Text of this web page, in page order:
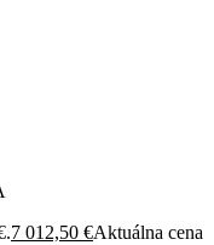
7 012,50 €Aktuálna cena